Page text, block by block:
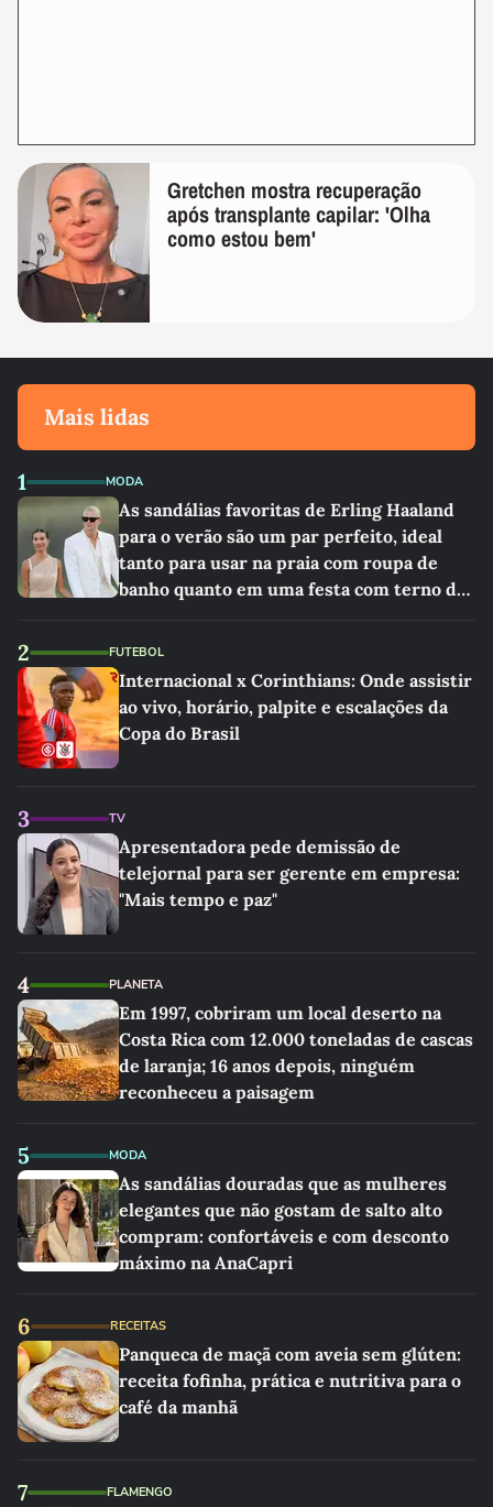
Gretchen mostra recuperação
após transplante capilar: 'Olha
como estou bem'
Mais lidas
1 MODA
As sandálias favoritas de Erling Haaland
para o verão são um par perfeito, ideal
tanto para usar na praia com roupa de
banho quanto em uma festa com terno de
2 FUTEBOL
Internacional x Corinthians: Onde assistir
ao vivo, horário, palpite e escalações da
Copa do Brasil
3 TV
Apresentadora pede demissão de
telejornal para ser gerente em empresa:
"Mais tempo e paz"
4 PLANETA
Em 1997, cobriram um local deserto na
Costa Rica com 12.000 toneladas de cascas
de laranja; 16 anos depois, ninguém
reconheceu a paisagem
5 MODA
As sandálias douradas que as mulheres
elegantes que não gostam de salto alto
compram: confortáveis e com desconto
máximo na AnaCapri
6 RECEITAS
Panqueca de maçã com aveia sem glúten:
receita fofinha, prática e nutritiva para o
café da manhã
7 FLAMENGO